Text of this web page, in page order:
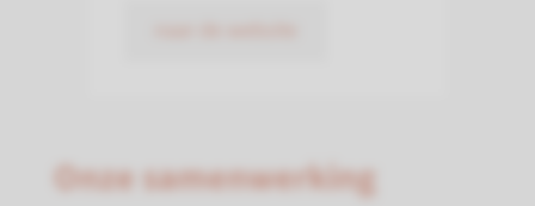
Onze samenwerking